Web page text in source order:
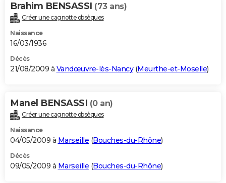
Brahim BENSASSI (73 ans)
Créer une cagnotte obsèques
Naissance
16/03/1936
Décès
21/08/2009 à Vandœuvre-lès-Nancy(Meurthe-et-Moselle)
Manel BENSASSI (0 an)
Créer une cagnotte obsèques
Naissance
04/05/2009 à Marseille (Bouches-du-Rhône)
Décès
09/05/2009 à Marseille (Bouches-du-Rhône)